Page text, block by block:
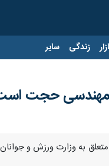
زندگی سایر
مهندسی حجت
به وزارت ورزش و جوانان